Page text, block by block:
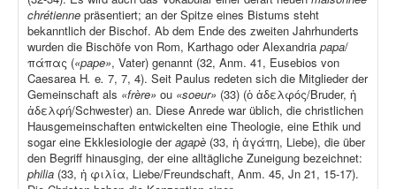
chrétienne präsentiert; an der Spitze eines Bistums steht
bekanntlich der Bischof. Ab dem Ende des zweiten Jahrhunderts
wurden die Bischöfe von Rom, Karthago oder Alexandria papa/
πάπας («pape», Vater) genannt (32, Anm. 41, Eusebios von
Caesarea H. e. 7, 7, 4). Seit Paulus redeten sich die Mitglieder der
Gemeinschaft als «frère» ou «soeur» (33) (ὁ ἀδελφός/Bruder, ἡ
ἀδελφή/Schwester) an. Diese Anrede war üblich, die christlichen
Hausgemeinschaften entwickelten eine Theologie, eine Ethik und
sogar eine Ekklesiologie deragapè (33, ἡ ἀγάπη, Liebe), die über
den Begriff hinausging, der eine alltägliche Zuneigung bezeichnet:
philia (33, ἡ φιλία, Liebe/Freundschaft, Anm. 45, Jn 21, 15-17).